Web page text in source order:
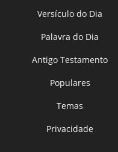
Versículo do Dia
Palavra do Dia
Antigo Testamento
Populares
Temas
Privacidade